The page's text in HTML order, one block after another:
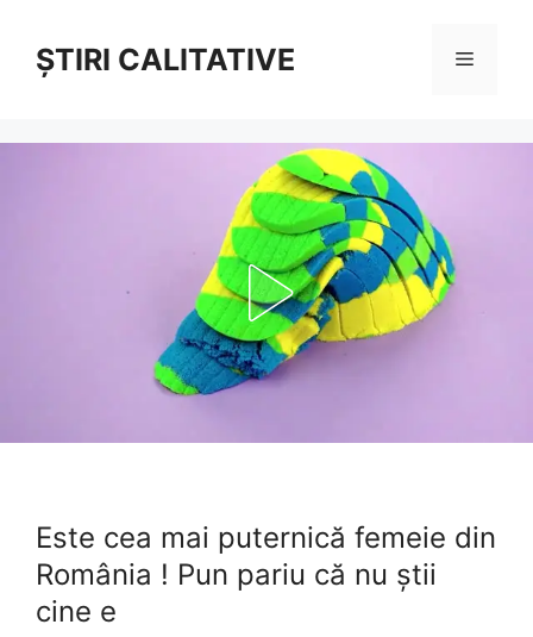
conținutȘTIRI CALITATIVE Meniu
Este cea mai puternică femeie din
România ! Pun pariu că nu știi
cine e